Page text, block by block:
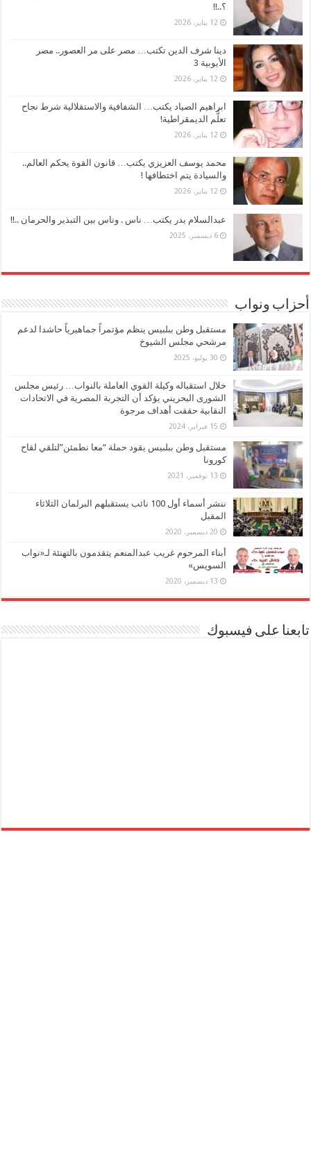
؟..!!
12 يناير، 2026
دينا شرف الدين تكتب… مصر على مر العصور.. مصر
الأيوبية 3
12 يناير، 2026
ابراهيم الصياد يكتب… الشفافية والاستقلالية شرط نجاح
تعلُّم الديمقراطية!
12 يناير، 2026
محمد يوسف العزيزي يكتب… قانون القوة يحكم العالم..
والسيادة يتم اختطافها !
12 يناير، 2026
عبدالسلام بدر يكتب… ناس . وناس بين التبذير والحرمان ..!!
6 ديسمبر، 2025
أحزاب ونواب
مستقبل وطن ببلبيس ينظم مؤتمراً جماهيرياً حاشدا لدعم
مرشحي مجلس الشيوخ
30 يوليو، 2025
خلال استقباله وكيلة القوي العاملة بالنواب… رئيس مجلس
الشورى البحريني يؤكد أن التجربة المصرية في الاتحادات
النقابية حققت أهداف مرجوة
15 فبراير، 2024
مستقبل وطن ببلبيس يقود حملة “معا نطمئن”لتلقي لقاح
كورونا
13 نوفمبر، 2021
ننشر أسماء أول 100 نائب يستقبلهم البرلمان الثلاثاء
المقبل
20 ديسمبر، 2020
أبناء المرحوم غريب عبدالمنعم يتقدمون بالتهنئة لـ«نواب
السويس»
13 ديسمبر، 2020
تابعنا على فيسبوك